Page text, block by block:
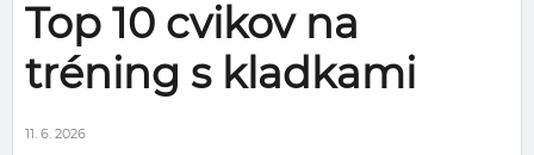
Top 10 cvikov na
tréning s kladkami
11. 6. 2026